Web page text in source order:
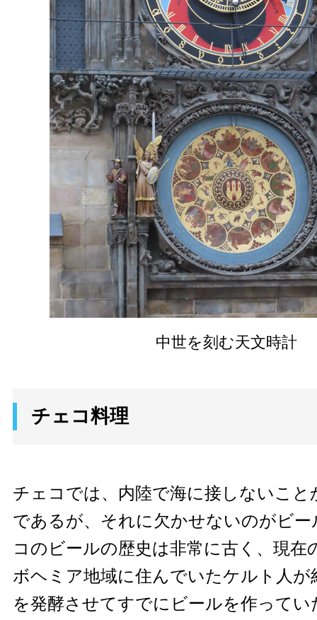
中世を刻む天文時計
チェコ料理
チェコでは、内陸で海に接しないこと
であるが、それに欠かせないのがビ
コのビールの歴史は非常に古く、現在
ボヘミア地域に住んでいたケルト人が
を発酵させてすでにビールを作ってい